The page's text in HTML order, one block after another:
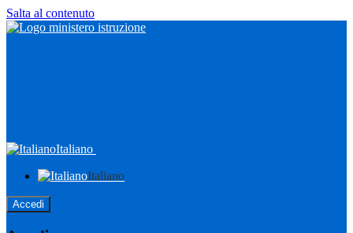
Salta al contenuto
Italiano
Italiano
Accedi